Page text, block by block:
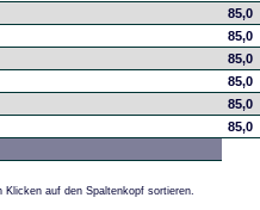
85,0
85,0
85,0
85,0
85,0
85,0
auf den Spaltenkopf sortieren.